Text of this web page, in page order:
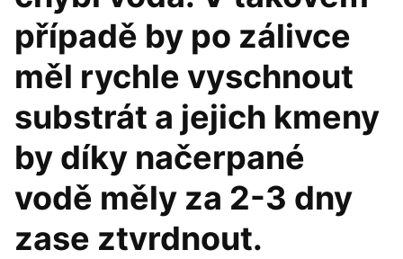
případě by po zálivce
měl rychle vyschnout
substrát a jejich kmeny
by díky načerpané
vodě měly za 2-3 dny
zase ztvrdnout.